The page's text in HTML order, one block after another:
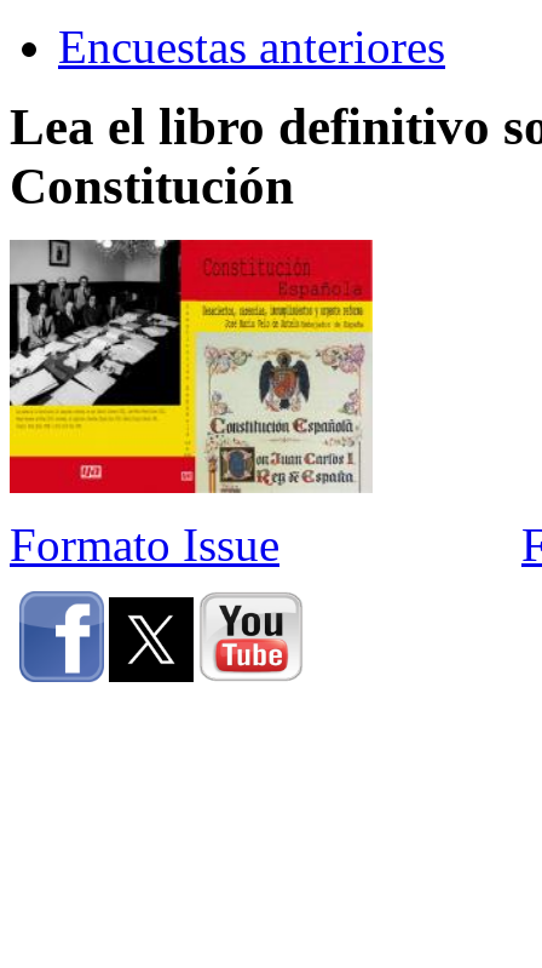
Encuestas anteriores
Lea el libro definitivo
Constitución
Formato Issue